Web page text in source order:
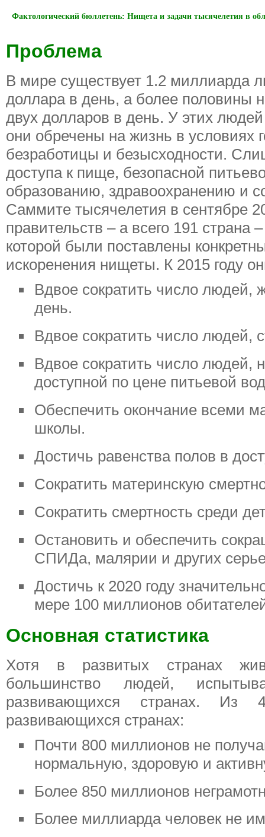
Фактологический бюллетень: Нищета и задачи тысячелетия в
Проблема
В мире существует 1.2 миллиарда
доллара в день, а более половины
двух долларов в день. У этих
они обречены на жизнь в условиях
безработицы и безысходности.
доступа к пище, безопасной
образованию, здравоохранению и
Саммите тысячелетия в сентябре
правительств – а всего 191
которой были поставлены
искоренения нищеты. К 2015 году
Вдвое сократить число
день.
Вдвое сократить число людей,
Вдвое сократить число людей,
доступной по цене питьевой
Обеспечить окончание всеми
школы.
Достичь равенства полов в
Сократить материнскую
Сократить смертность среди
Остановить и обеспечить
СПИДа, малярии и других
Достичь к 2020 году
мере 100 миллионов
Основная статистика
Хотя в развитых странах
большинство людей,
развивающихся странах.
развивающихся странах:
Почти 800 миллионов не
нормальную, здоровую и
Более 850 миллионов
Более миллиарда человек не